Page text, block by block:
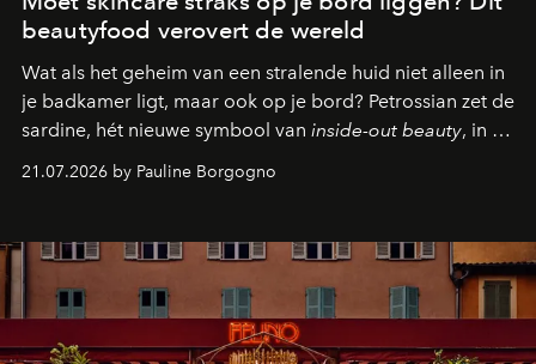
beautyfood verovert de wereld
Wat als het geheim van een stralende huid niet alleen in
je badkamer ligt, maar ook op je bord? Petrossian zet de
sardine, hét nieuwe symbool van inside-out beauty, in de
kijker met twee gastronomische creaties.
21.07.2026 by Pauline Borgogno